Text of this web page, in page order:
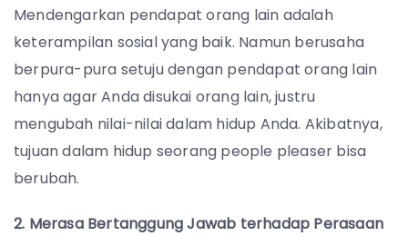
Mendengarkan pendapat orang lain adalah
keterampilan sosial yang baik. Namun berusaha
berpura-pura setuju dengan pendapat orang lain
hanya agar Anda disukai orang lain, justru
mengubah nilai-nilai dalam hidup Anda. Akibatnya,
tujuan dalam hidup seorang people pleaser bisa
berubah.
2. Merasa Bertanggung Jawab terhadap Perasaan